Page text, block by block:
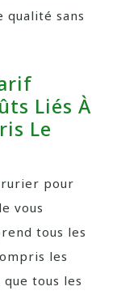
qualité sans
Liés À
Le
pour
vous
tous les
les
tous les